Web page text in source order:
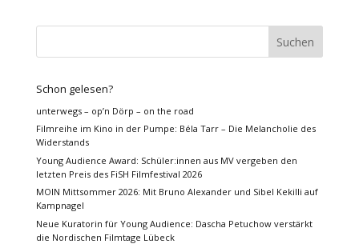
Schon gelesen?
unterwegs – op’n Dörp – on the road
Filmreihe im Kino in der Pumpe: Béla Tarr – Die Melancholie des
Widerstands
Young Audience Award: Schüler:innen aus MV vergeben den
letzten Preis des FiSH Filmfestival 2026
MOIN Mittsommer 2026: Mit Bruno Alexander und Sibel Kekilli auf
Kampnagel
Neue Kuratorin für Young Audience: Dascha Petuchow verstärkt
die Nordischen Filmtage Lübeck